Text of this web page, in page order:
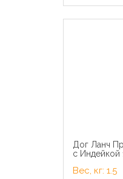
Дог Ланч
с Индейкой
Вес, кг: 1.5